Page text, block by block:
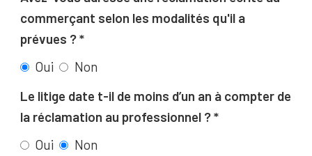
commerçant selon les modalités qu'il a
prévues ?
Oui
Non
Le litige date t-il de moins d’un an à compter de
la réclamation au professionnel ?
Oui
Non